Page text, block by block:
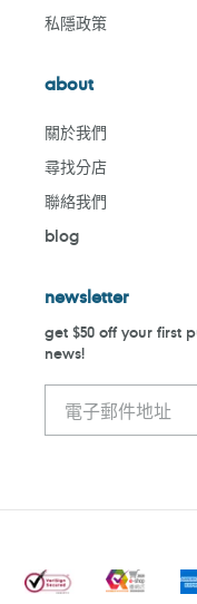
私隱政策
about
關於我們
尋找分店
聯絡我們
blog
newsletter
get $50 off your first
news!